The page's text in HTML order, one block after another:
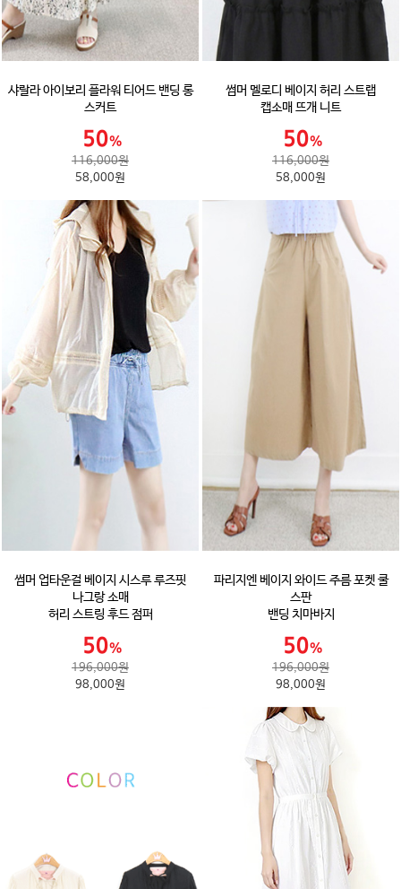
샤랄라 아이보리 플라워 티어드 밴딩 롱
스커트
116,000원
58,000원
썸머 멜로디 베이지 허리 스트랩
캡소매 뜨개 니트
116,000원
58,000원
썸머 업타운걸 베이지 시스루 루즈핏
나그랑 소매
허리 스트링 후드 점퍼
196,000원
98,000원
파리지엔 베이지 와이드 주름 포켓 쿨
스판
밴딩 치마바지
196,000원
98,000원